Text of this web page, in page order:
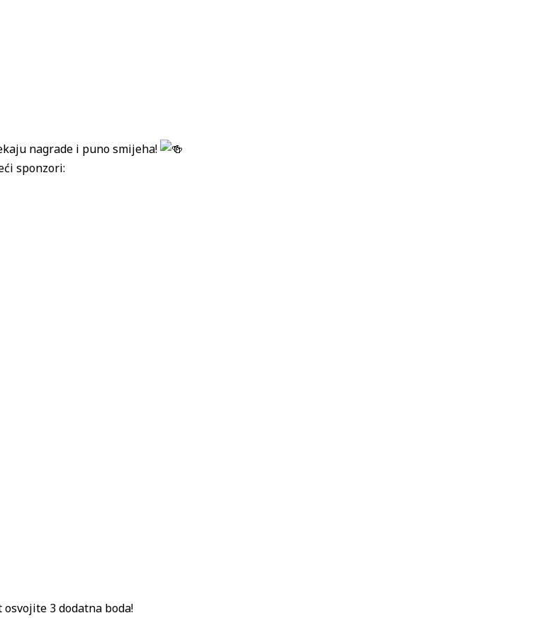
nagrade i puno smijeha!
sponzori:
osvojite 3 dodatna boda!